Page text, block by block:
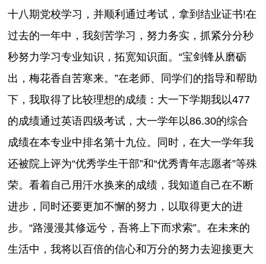
十八期党校学习，并顺利通过考试，拿到结业证书!在
过去的一年中，我刻苦学习，努力务实，抓紧分分秒
秒努力学习专业知识，拓宽知识面。“宝剑锋从磨砺
出，梅花香自苦寒来。”在老师、同学们的指导和帮助
下，我取得了比较理想的成绩：大一下学期我以477
的成绩通过英语四级考试，大一学年以86.30的综合
成绩在本专业中排名第十九位。同时，在大一学年我
还被院上评为“优秀学生干部”和“优秀青年志愿者”等殊
荣。看着自己用汗水换来的成绩，我知道自己在不断
进步，同时还要更加不懈的努力，以取得更大的进
步。“路漫漫其修远兮，吾将上下而求索”。在未来的
生活中，我将以百倍的信心和万分的努力去迎接更大